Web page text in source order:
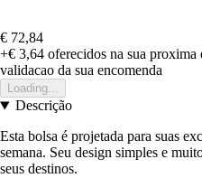
€ 72,84
+€ 3,64 oferecidos na sua proxima
validacao da sua encomenda
Loading...
Descrição
Esta bolsa é projetada para suas
semana. Seu design simples e
seus destinos.